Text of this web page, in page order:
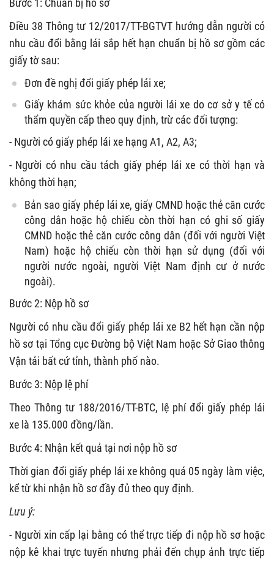
Bước 1: Chuẩn bị hồ sơ
Điều 38 Thông tư 12/2017/TT-BGTVT hướng dẫn người có
nhu cầu đổi bằng lái sắp hết hạn chuẩn bị hồ sơ gồm các
giấy tờ sau:
Đơn đề nghị đổi giấy phép lái xe;
Giấy khám sức khỏe của người lái xe do cơ sở y tế có
thẩm quyền cấp theo quy định, trừ các đối tượng:
- Người có giấy phép lái xe hạng A1, A2, A3;
- Người có nhu cầu tách giấy phép lái xe có thời hạn và
không thời hạn;
Bản sao giấy phép lái xe, giấy CMND hoặc thẻ căn cước
công dân hoặc hộ chiếu còn thời hạn có ghi số giấy
CMND hoặc thẻ căn cước công dân (đối với người Việt
Nam) hoặc hộ chiếu còn thời hạn sử dụng (đối với
người nước ngoài, người Việt Nam định cư ở nước
ngoài).
Bước 2: Nộp hồ sơ
Người có nhu cầu đổi giấy phép lái xe B2 hết hạn cần nộp
hồ sơ tại Tổng cục Đường bộ Việt Nam hoặc Sở Giao thông
Vận tải bất cứ tỉnh, thành phố nào.
Bước 3: Nộp lệ phí
Theo Thông tư 188/2016/TT-BTC, lệ phí đổi giấy phép lái
xe là 135.000 đồng/lần.
Bước 4: Nhận kết quả tại nơi nộp hồ sơ
Thời gian đổi giấy phép lái xe không quá 05 ngày làm việc,
kể từ khi nhận hồ sơ đầy đủ theo quy định.
Lưu ý:
- Người xin cấp lại bằng có thể trực tiếp đi nộp hồ sơ hoặc
nộp kê khai trực tuyến nhưng phải đến chụp ảnh trực tiếp